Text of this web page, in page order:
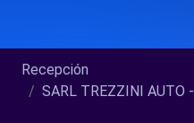
Recepción
SARL TREZZINI AUTO